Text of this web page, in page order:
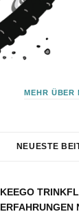
MEHR ÜBER
NEUESTE
KEEGO
ERFAHRUNGEN